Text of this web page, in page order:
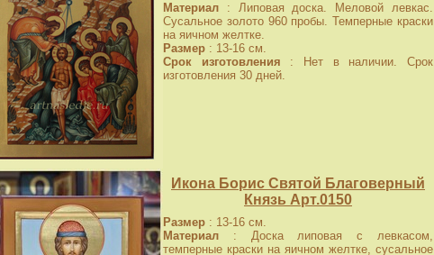
Материал : Липовая доска. Меловой левкас.
Сусальное золото 960 пробы. Темперные краски
на яичном желтке.
Размер : 13-16 см.
Срок изготовления : Нет в наличии. Срок
изготовления 30 дней.
Икона Борис Святой Благоверный
Князь Арт.0150
Размер : 13-16 см.
Материал : Доска липовая с левкасом,
темперные краски на яичном желтке, сусальное